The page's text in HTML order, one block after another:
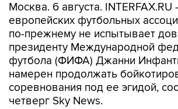
Москва. 6 августа.
европейских футбольных
по-прежнему не испытывает
президенту Международной
футбола (ФИФА) Джанни
намерен продолжать
соревнования под ее эгидой,
четверг Sky News.